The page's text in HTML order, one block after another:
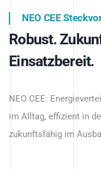
NEO CEE
Robust.
Einsatzbereit.
NEO CEE:
im Alltag, effizient in
zukunftsfähig im
Intelligenz
Anwendungen –
zukunftsfähig.